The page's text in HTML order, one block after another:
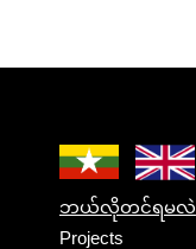
ဘယ်လိုတင်ရမလဲ
Projects